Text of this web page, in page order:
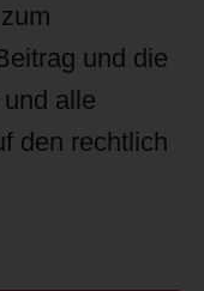
und die
alle
den rechtlich